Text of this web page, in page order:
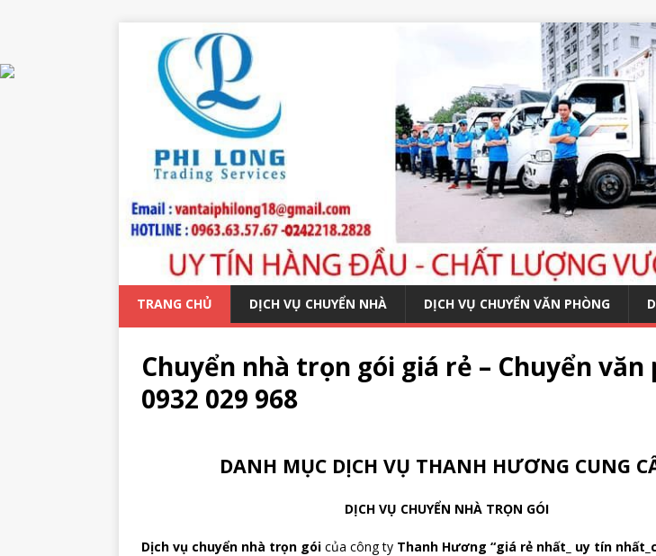
TRANG CHỦ DỊCH VỤ CHUYỂN NHÀ DỊCH VỤ CHUYỂN VĂN PHÒNG
Chuyển nhà trọn gói giá rẻ – Chuyển văn
0932 029 968
DANH MỤC DỊCH VỤ THANH HƯƠNG CUNG
DỊCH VỤ CHUYỂN NHÀ TRỌN GÓI
Dịch vụ chuyển nhà trọn gói của công ty Thanh Hương “giá rẻ nhất_ uy tín